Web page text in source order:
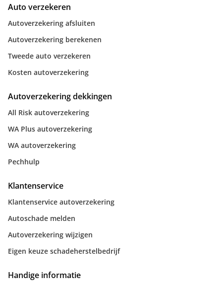
Auto verzekeren
Autoverzekering afsluiten
Autoverzekering berekenen
Tweede auto verzekeren
Kosten autoverzekering
Autoverzekering dekkingen
All Risk autoverzekering
WA Plus autoverzekering
WA autoverzekering
Pechhulp
Klantenservice
Klantenservice autoverzekering
Autoschade melden
Autoverzekering wijzigen
Eigen keuze schadeherstelbedrijf
Handige informatie